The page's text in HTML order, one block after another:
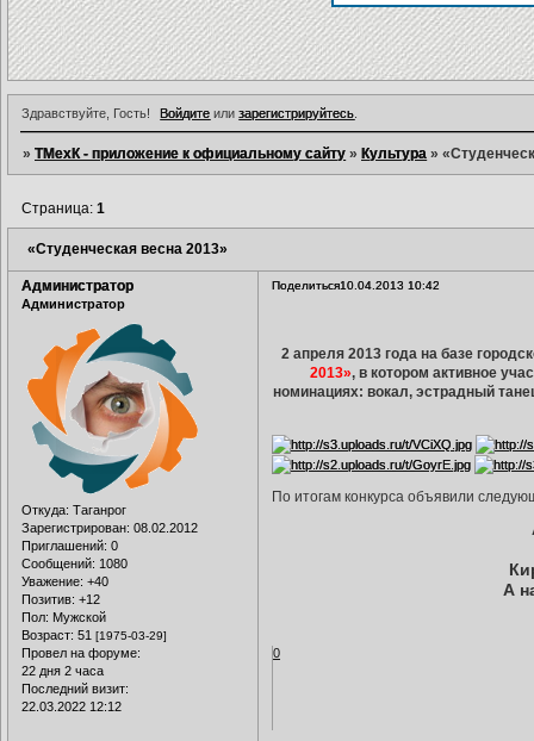
Здравствуйте, Гость! Войдите илизарегистрируйтесь
»ТМехК - приложение к официальному сайту » Культура »
«Студенческая весна 2013»
Страница:1
Поделиться10.04.2013 10:42
Администратор
Администратор
Откуда: Таганрог
Зарегистрирован: 08.02.2012
Приглашений: 0
Сообщений: 1080
Уважение: +40
Позитив: +12
Пол: Мужской
Возраст: 51 [1975-03-29]
Провел на форуме:
22 дня 2 часа
Последний визит:
22.03.2022 12:12
2 апреля 2013 года на базе
2013», в котором активное
номинациях: вокал, эстрадный
По итогам конкурса объявили
А
0